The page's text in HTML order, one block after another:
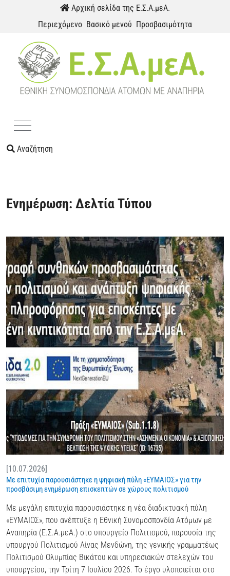
Παράκαμψη προς το περιεχόμενοΑρχική σελίδα της Ε.Σ.Α.μεΑ.
Περιεχόμενο Βασικό μενού Προσβασιμότητα
Αναζήτηση
Ενημέρωση: Δελτία Τύπου
[10.07.2026]
Με επιτυχία παρουσιάστηκε η ψηφιακή πύλη «ΕΥΜΑΙΟΣ» για την
προσβάσιμη ενημέρωση επισκεπτών σε χώρους πολιτισμού
Με μεγάλη επιτυχία παρουσιάστηκε η νέα διαδικτυακή πύλη
«ΕΥΜΑΙΟΣ», που ανέπτυξε η Εθνική Συνομοσπονδία Ατόμων με
Αναπηρία (Ε.Σ.Α.μεΑ.) στο υπουργείο Πολιτισμού, παρουσία της
υπουργού Πολιτισμού Λίνας Μενδώνη, της γενικής γραμματέως
Πολιτισμού Ολυμπίας Βικάτου και υπηρεσιακών στελεχών του
υπουργείου, την Τρίτη 7 Ιουλίου 2026. Το έργο υλοποιείται στο